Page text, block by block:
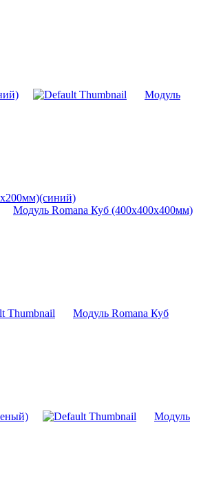
Модуль
Модуль Romana Куб (400х400х400мм)
Модуль Romana Куб
Модуль